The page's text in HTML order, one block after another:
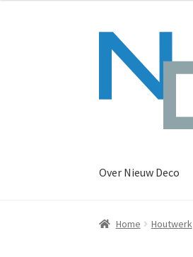
Ga
door
Ga
naar
Over Nieuw Deco
Home Houtwerk